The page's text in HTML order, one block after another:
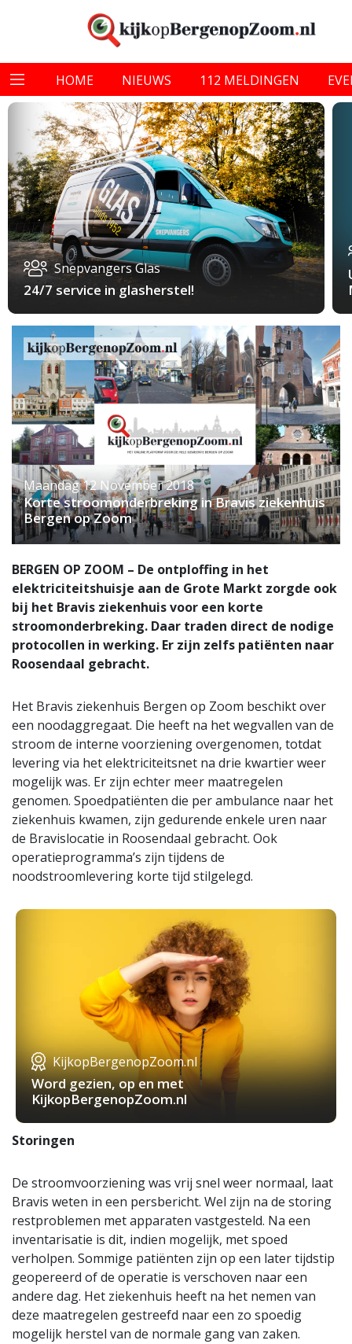
HOME NIEUWS 112 MELDINGEN
Snepvangers Glas
24/7 service in glasherstel!
Maandag 12 November 2018
Korte stroomonderbreking in Bravis ziekenhuis
Bergen op Zoom
BERGEN OP ZOOM – De ontploffing in het
elektriciteitshuisje aan de Grote Markt zorgde ook
bij het Bravis ziekenhuis voor een korte
stroomonderbreking. Daar traden direct de nodige
protocollen in werking. Er zijn zelfs patiënten naar
Roosendaal gebracht.
Het Bravis ziekenhuis Bergen op Zoom beschikt over
een noodaggregaat. Die heeft na het wegvallen van de
stroom de interne voorziening overgenomen, totdat
levering via het elektriciteitsnet na drie kwartier weer
mogelijk was. Er zijn echter meer maatregelen
genomen. Spoedpatiënten die per ambulance naar het
ziekenhuis kwamen, zijn gedurende enkele uren naar
de Bravislocatie in Roosendaal gebracht. Ook
operatieprogramma’s zijn tijdens de
noodstroomlevering korte tijd stilgelegd.
KijkopBergenopZoom.nl
Word gezien, op en met
KijkopBergenopZoom.nl
Storingen
De stroomvoorziening was vrij snel weer normaal, laat
Bravis weten in een persbericht. Wel zijn na de storing
restproblemen met apparaten vastgesteld. Na een
inventarisatie is dit, indien mogelijk, met spoed
verholpen. Sommige patiënten zijn op een later tijdstip
geopereerd of de operatie is verschoven naar een
andere dag. Het ziekenhuis heeft na het nemen van
deze maatregelen gestreefd naar een zo spoedig
mogelijk herstel van de normale gang van zaken.